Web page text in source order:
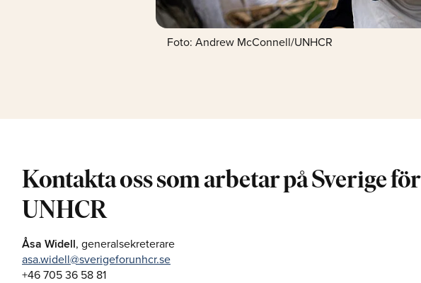
Foto: Andrew McConnell/UNHCR
Kontakta oss som arbetar på Sverige för
UNHCR
Åsa Widell, generalsekreterare
asa.widell@sverigeforunhcr.se
+46 705 36 58 81